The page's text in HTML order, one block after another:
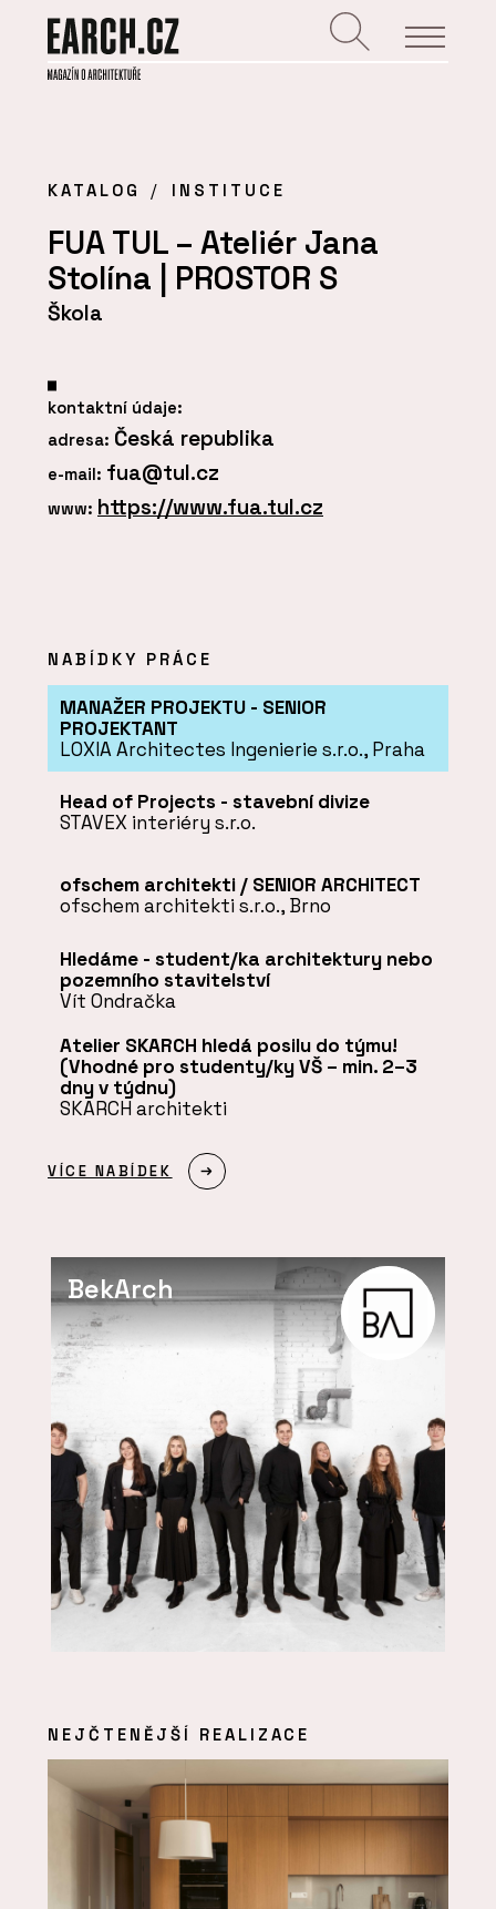
KATALOG INSTITUCE
FUA TUL – Ateliér Jana
Stolína | PROSTOR S
Škola
kontaktní údaje:
adresa: Česká republika
e-mail: fua@tul.cz
www: https://www.fua.tul.cz
NABÍDKY PRÁCE
MANAŽER PROJEKTU - SENIOR
PROJEKTANT
LOXIA Architectes Ingenierie s.r.o., Praha
Head of Projects - stavební divize
STAVEX interiéry s.r.o.
ofschem architekti / SENIOR ARCHITECT
ofschem architekti s.r.o., Brno
Hledáme - student/ka architektury nebo
pozemního stavitelství
Vít Ondračka
Atelier SKARCH hledá posilu do týmu!
(Vhodné pro studenty/ky VŠ – min. 2–3
dny v týdnu)
SKARCH architekti
VÍCE NABÍDEK
BekArch
NEJČTENĚJŠÍ REALIZACE